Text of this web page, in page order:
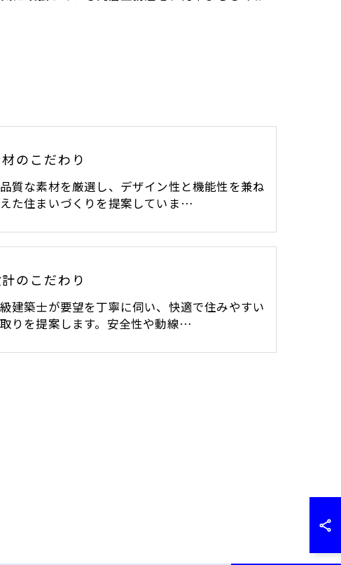
のこだわり
質な素材を厳選し、デザイン性と機能性を兼ね
た住まいづくりを提案していま…
のこだわり
建築士が要望を丁寧に伺い、快適で住みやすい
りを提案します。安全性や動線…